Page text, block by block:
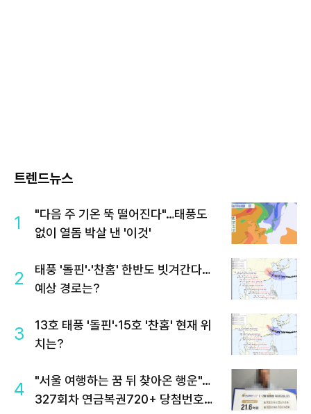
트렌드뉴스
1
"다음 주 기온 뚝 떨어진다"…태풍도
없이 열돔 박살 낸 '이것'
2
태풍 '돌핀'·'찬홈' 한반도 빗겨간다…
예상 경로는?
3
13호 태풍 '돌핀'·15호 '찬홈' 현재 위
치는?
4
"서울 여행하는 꿈 뒤 찾아온 행운"…
327회차 연금복권720+ 당첨번호조